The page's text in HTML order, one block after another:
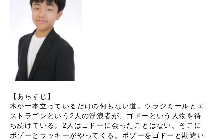
【あらすじ】
木が一本立っているだけの何もない道。ウラジミールとエ
ストラゴンという2人の浮浪者が、ゴドーという人物を待
ち続けている。2人はゴドーに会ったことはない。そこに
ポゾーとラッキーがやってくる。ポゾーをゴドーと勘違い